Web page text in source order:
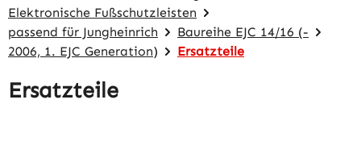
Elektronische Fußschutzleisten
passend für Jungheinrich
Baureihe EJC 14/16 (-
2006, 1. EJC Generation)
Ersatzteile
Ersatzteile